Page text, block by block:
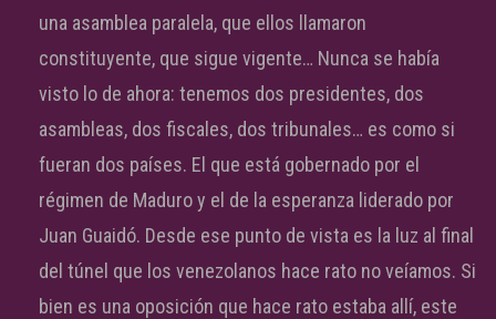
una asamblea paralela, que ellos llamaron
constituyente, que sigue vigente… Nunca se había
visto lo de ahora: tenemos dos presidentes, dos
asambleas, dos fiscales, dos tribunales… es como si
fueran dos países. El que está gobernado por el
régimen de Maduro y el de la esperanza liderado por
Juan Guaidó. Desde ese punto de vista es la luz al final
del túnel que los venezolanos hace rato no veíamos. Si
bien es una oposición que hace rato estaba allí, este